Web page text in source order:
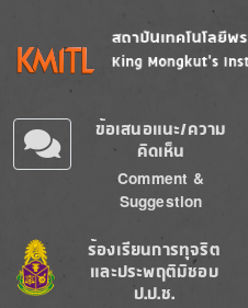
Image
ข้อเสนอแนะ/ความ
คิดเห็น
Comment &
Suggestion
Image
ร้องเรียนการทุจริต
และประพฤติมิชอบ
ป.ป.ช.